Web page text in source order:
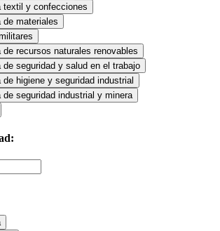
textil y confecciones
de materiales
de recursos naturales renovables
de seguridad y salud en el trabajo
de higiene y seguridad industrial
de seguridad industrial y minera